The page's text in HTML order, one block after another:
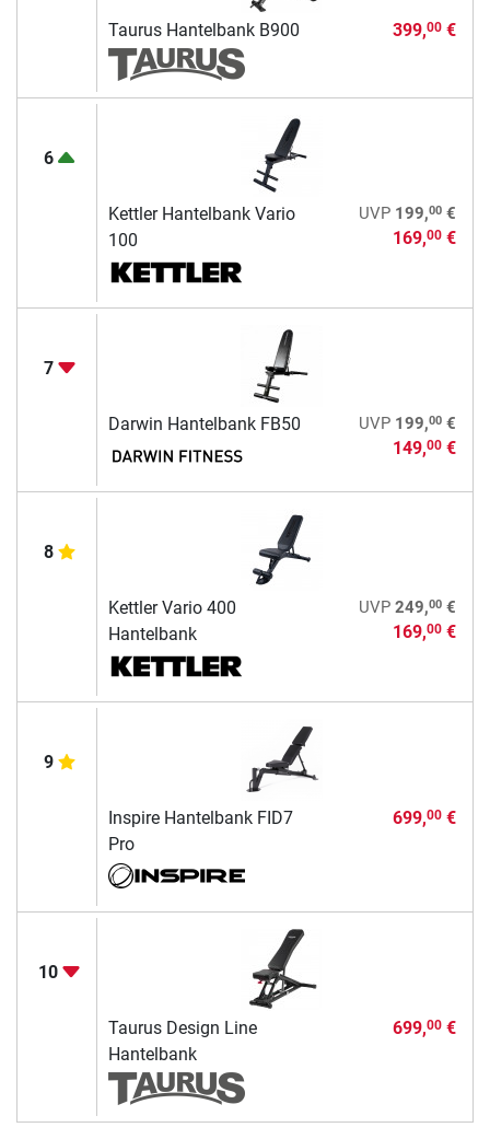
Taurus Hantelbank B900 399,00€
6
Kettler Hantelbank Vario
100
UVP 199,00€
169,00€
7
Darwin Hantelbank FB50 UVP 199,00€
149,00€
8
Kettler Vario 400
Hantelbank
UVP 249,00€
169,00€
9
Inspire Hantelbank FID7
Pro
699,00€
10
Taurus Design Line
Hantelbank
699,00€